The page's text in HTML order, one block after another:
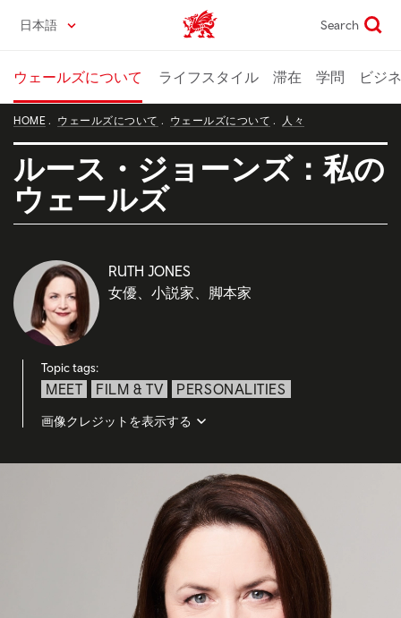
content
日本語 Wales home Search
ウェールズについて ライフスタイル 滞在 学問 ビジ
HOME ウェールズについて ウェールズについて 人々
ルース・ジョーンズ：私の
ウェールズ
RUTH JONES
女優、小説家、脚本家
Topic tags:
MEET FILM & TV PERSONALITIES
画像クレジットを表示する